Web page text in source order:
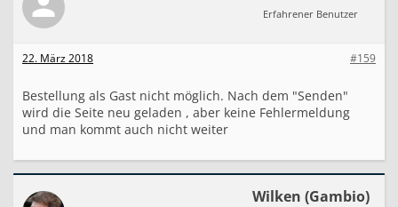
Erfahrener Benutzer
#159
22. März 2018
Bestellung als Gast nicht möglich. Nach dem "Senden"
wird die Seite neu geladen , aber keine Fehlermeldung
und man kommt auch nicht weiter
Wilken (Gambio)